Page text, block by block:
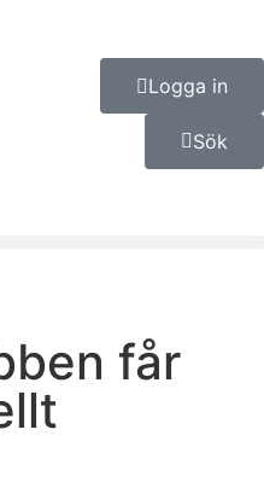
Logga in
Sök
får